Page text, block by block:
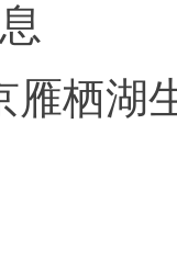
雁栖湖